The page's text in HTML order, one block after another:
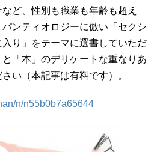
ど、性別も職業も年齢も超え
ンティオロジーに倣い「セクシ
り」をテーマに選書していただ
「本」のデリケートな重なりあ
い（本記事は有料です）。
n/n55b0b7a65644